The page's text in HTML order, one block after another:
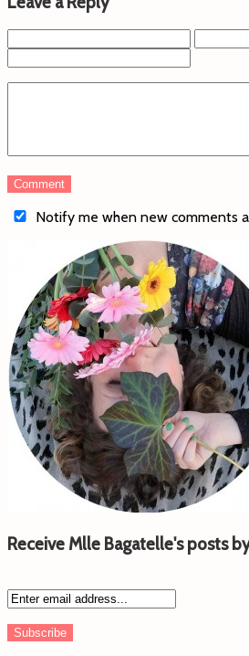
Notify me when new comments
Receive Mlle Bagatelle's posts